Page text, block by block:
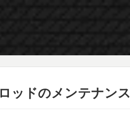
ロッドのメンテナンス